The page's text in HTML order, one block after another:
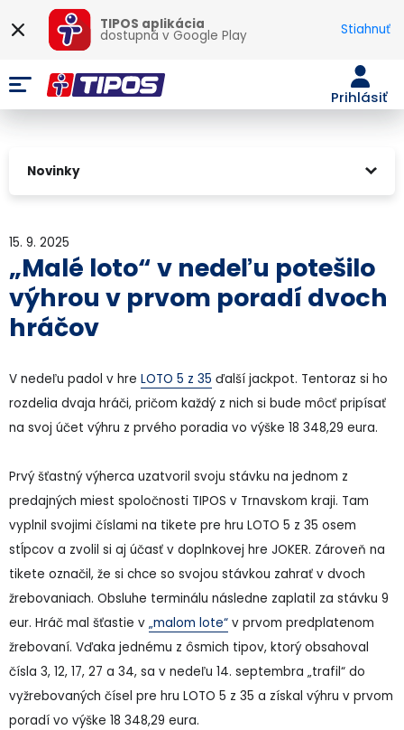
TIPOS aplikácia
dostupná vGoogle Play Stiahnuť
Prihlásiť
Novinky
15. 9. 2025
„Malé loto“ v nedeľu potešilo
výhrou v prvom poradí dvoch
hráčov
V nedeľu padol v hre LOTO 5 z 35 ďalší jackpot. Tentoraz si ho
rozdelia dvaja hráči, pričom každý z nich si bude môcť pripísať
na svoj účet výhru z prvého poradia vo výške 18 348,29 eura.
Prvý šťastný výherca uzatvoril svoju stávku na jednom z
predajných miest spoločnosti TIPOS v Trnavskom kraji. Tam
vyplnil svojimi číslami na tikete pre hru LOTO 5 z 35 osem
stĺpcov a zvolil si aj účasť v doplnkovej hre JOKER. Zároveň na
tikete označil, že si chce so svojou stávkou zahrať v dvoch
žrebovaniach. Obsluhe terminálu následne zaplatil za stávku 9
eur. Hráč mal šťastie v „malom lote“ v prvom predplatenom
žrebovaní. Vďaka jednému z ôsmich tipov, ktorý obsahoval
čísla 3, 12, 17, 27 a 34, sa v nedeľu 14. septembra „trafil“ do
vyžrebovaných čísel pre hru LOTO 5 z 35 a získal výhru v prvom
poradí vo výške 18 348,29 eura.